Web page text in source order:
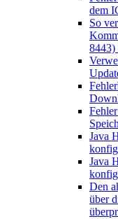
dem
So
Java
Java
Den
über